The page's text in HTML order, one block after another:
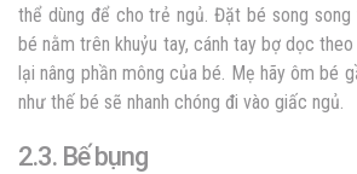
thể dùng để cho trẻ ngủ. Đặt bé song
bé nằm trên khuỷu tay, cánh tay bợ dọc
lại nâng phần mông của bé. Mẹ hãy ôm bé
như thế bé sẽ nhanh chóng đi vào giấc ngủ.
2.3. Bế bụng